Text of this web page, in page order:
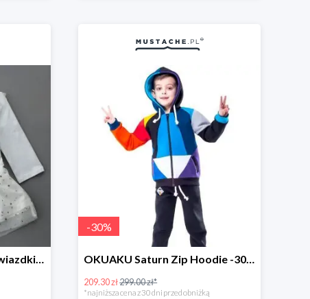
Sukienka Lemika tiul w gwiazdki -33%
-30%
OKUAKU Saturn Zip Hoodie -30%
209.30 zł299.00 zł*
*najniższa cena z 30 dni przed obniżką